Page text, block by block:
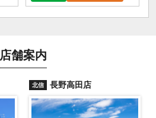
店舗案内
北信 長野高田店